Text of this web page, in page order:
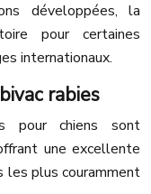
développées, la
pour certaines
internationaux.
rabies
pour chiens sont
une excellente
les plus couramment